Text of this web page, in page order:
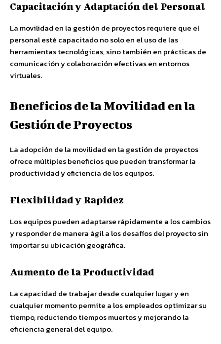
Capacitación y Adaptación del Personal
La movilidad en la gestión de proyectos requiere que el
personal esté capacitado no solo en el uso de las
herramientas tecnológicas, sino también en prácticas de
comunicación y colaboración efectivas en entornos
virtuales.
Beneficios de la Movilidad en la
Gestión de Proyectos
La adopción de la movilidad en la gestión de proyectos
ofrece múltiples beneficios que pueden transformar la
productividad y eficiencia de los equipos.
Flexibilidad y Rapidez
Los equipos pueden adaptarse rápidamente a los cambios
y responder de manera ágil a los desafíos del proyecto sin
importar su ubicación geográfica.
Aumento de la Productividad
La capacidad de trabajar desde cualquier lugar y en
cualquier momento permite a los empleados optimizar su
tiempo, reduciendo tiempos muertos y mejorando la
eficiencia general del equipo.